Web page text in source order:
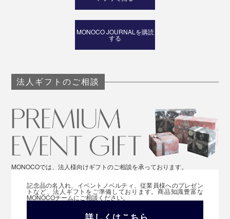
MONOCO JOURNALを購読
する
法人ギフトのご相談
MONOCOでは、法人様向けギフトのご相談を承っております。
記念品の名入れ、イベントノベルティ、従業員様へのプレゼン
トなど、法人ギフトをご準備しております。商品知識豊富な
MONOCOチームにご相談ください。